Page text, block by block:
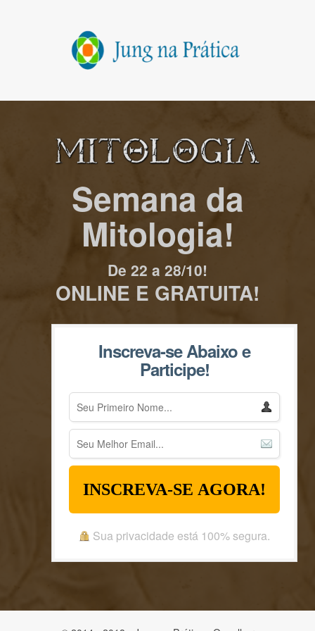
Semana da
Mitologia!
De 22 a 28/10!
ONLINE E GRATUITA!
Inscreva-se Abaixo e
Participe!
INSCREVA-SE AGORA!
Sua privacidade está 100% segura.